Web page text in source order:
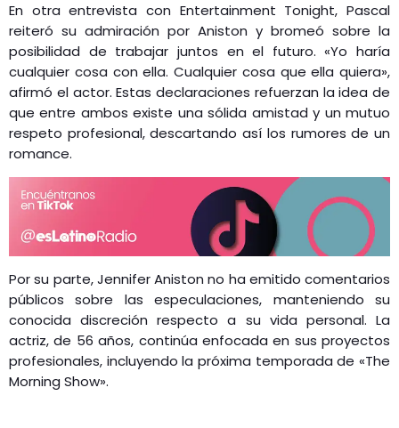
En otra entrevista con Entertainment Tonight, Pascal
reiteró su admiración por Aniston y bromeó sobre la
posibilidad de trabajar juntos en el futuro. «Yo haría
cualquier cosa con ella. Cualquier cosa que ella quiera»,
afirmó el actor. Estas declaraciones refuerzan la idea de
que entre ambos existe una sólida amistad y un mutuo
respeto profesional, descartando así los rumores de un
romance.
Por su parte, Jennifer Aniston no ha emitido comentarios
públicos sobre las especulaciones, manteniendo su
conocida discreción respecto a su vida personal. La
actriz, de 56 años, continúa enfocada en sus proyectos
profesionales, incluyendo la próxima temporada de «The
Morning Show».​